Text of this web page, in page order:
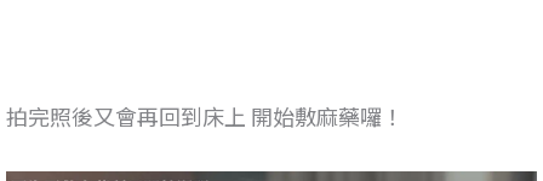
拍完照後又會再回到床上 開始敷麻藥囉！